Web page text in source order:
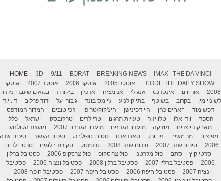
HOME 3D 9/11 BORAT BREAKING NEWS IMAX
THE DA VINCI
CODE THE DAILY SHOW אוסקר 2005 אוסקר 2006 אוסקר 2007
אוסקר
2008
אורחים אינטרנט אנג לי אנימציה ארכיון ביקורת
במאים שעברו ניתוח
לשינוי מין
בקרוב בשוטף בתי קולנוע ג'יימס בונד גיבורי על דוד פרלוב
די.וי.די
דפש מוד
האחים כהן היי דפינישן היצ'קוק/טריפו הכי טובים
המדור המודפס
הספד
וודי אלן טלוויזיה טעויות תרגום טריילרים טרקובסקי ישראל
כללי
מאבק היוצרים
מוזיקה מועדון הגנוזים מועדון הגנוזים 2007
מועצת הקולנוע
מפיצים
מר משיב ניו יורק סאנדאנס סטיבן ספילברג סיכום העשור
סיכום שנה
2006
סיכום שנה 2007 סיכום שנה 2008 סינמטק סקירת בלוגים
סרטי ילדים
סרטי קיץ
סתם פול מקרטני פוליצרוסקופ פוליצרסקופ 2006
פסטיבל ברלין
2006
פסטיבל ברלין 2007 פסטיבל ברלין 2008 פסטיבל ונציה 2006
פסטיבל
ונציה 2007
פסטיבל חיפה 2006 פסטיבל חיפה 2007
פסטיבל חיפה 2008